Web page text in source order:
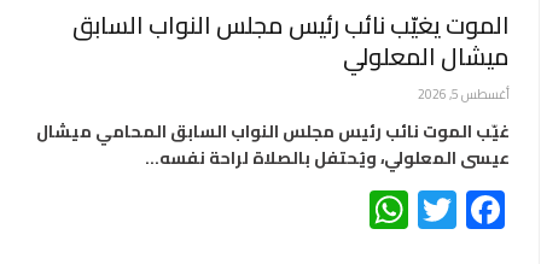
الموت يغيّب نائب رئيس مجلس النواب السابق
ميشال المعلولي
أغسطس 5, 2026
غيّب الموت نائب رئيس مجلس النواب السابق المحامي ميشال
عيسى المعلولي، ويُحتفل بالصلاة لراحة نفسه…
Facebook
Twitter